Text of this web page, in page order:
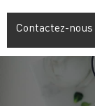
Contactez-nous